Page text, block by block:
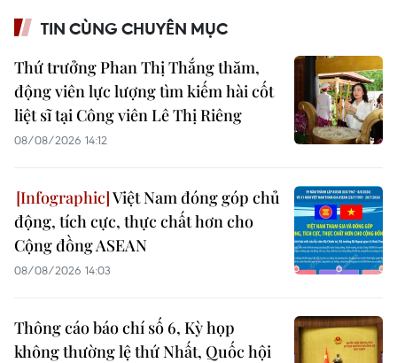
TIN CÙNG CHUYÊN MỤC
Thứ trưởng Phan Thị Thắng thăm,
động viên lực lượng tìm kiếm hài cốt
liệt sĩ tại Công viên Lê Thị Riêng
08/08/2026 14:12
Việt Nam đóng góp chủ
động, tích cực, thực chất hơn cho
Cộng đồng ASEAN
08/08/2026 14:03
Thông cáo báo chí số 6, Kỳ họp
không thường lệ thứ Nhất, Quốc hội